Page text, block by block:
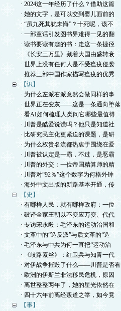
· 2024这一年经历了什么？借助这篇
· 她的文字，是可以交到婴儿面前的
· “虽九死其犹未悔”？十死呢，该不
· 一部童话引发图书界难得一见的翻
· 读书要读有趣的书：走这一条捷径
· 《长安三万里》藏着大国由盛转衰
· 世界上没有任何人是不受瘟疫侵袭
· 推荐三部中国作家描写瘟疫的优秀
【识】
· 为什么左派右派竟然会做同样的事
· 世界正在变灰——这是一条通向堕落
· 看AI如何梳理人类问它哪些最值得
· 川普是酷爱说谎吗？他只是知道社
· 比研究民主化更紧迫的课题，是研
· 为什么权贵名流都热衷于围绕在爱
· 川普被认定是一霸，不过，是恶霸
· 川普的外交：一位帝国精算师的精
· 川普对“92％”这个数字为何格外钟
· 海外中文出版的新路基本开通，传
【史】
· 有哪样人民，就有哪样政府：一位
· 破译金家王朝以不变应万变、代代
· 专访宋永毅：毛泽东的运动治国和
· 文革中的“造反派”与后文革的“造
· 毛泽东与中共为何一直把“运动治
· 《歧路素丝》：红卫兵与知青一代
· 对伊战争摧毁了什么——川普是否看
· 欧洲的伊斯兰非法移民危机，原因
· 离世整整两年了，她的星光依然在
· 四十六年前离经叛道之举，如今竟
【事】